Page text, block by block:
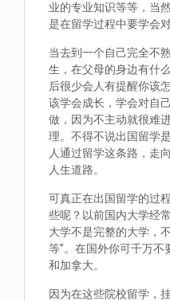
业的专业知识等等，当
是在留学过程中要学会
当去到一个自己完全不
生，在父母的身边有什
后很少会人有提醒你该
该学会成长，学会对自
做，因为不主动就很难
理。不得不说出国留学
人通过留学这条路，走
人生道路。
可真正在出国留学的过
些呢？以前国内大学经
大学不是完整的大学，
等”。在国外你可千万不
和加拿大。
因为在这些院校留学，